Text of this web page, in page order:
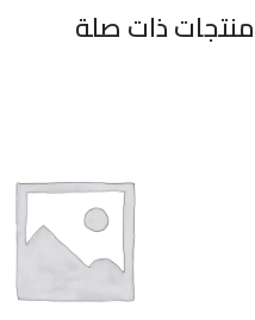
منتجات ذات صلة